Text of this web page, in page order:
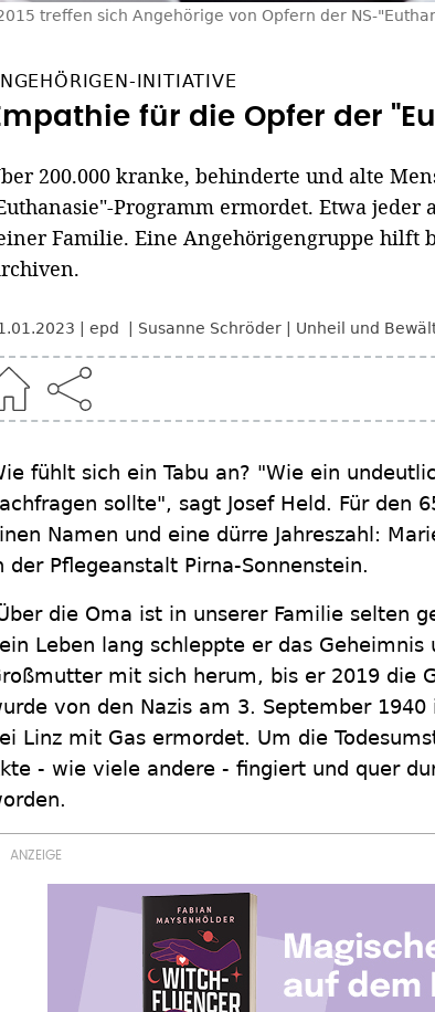
treffen sich Angehörige von Opfern der NS-
INITIATIVE
für die Opfer der
200.000 kranke, behinderte und alte
Programm ermordet. Etwa jeder
Familie. Eine Angehörigengruppe hilft
epd Susanne Schröder Unheil und
fühlt sich ein Tabu an? "Wie ein
sollte", sagt Josef Held. Für den
Namen und eine dürre Jahreszahl:
der Pflegeanstalt Pirna-Sonnenstein.
die Oma ist in unserer Familie selten
Leben lang schleppte er das
mit sich herum, bis er 2019 die
von den Nazis am 3. September
Linz mit Gas ermordet. Um die
- wie viele andere - fingiert und quer